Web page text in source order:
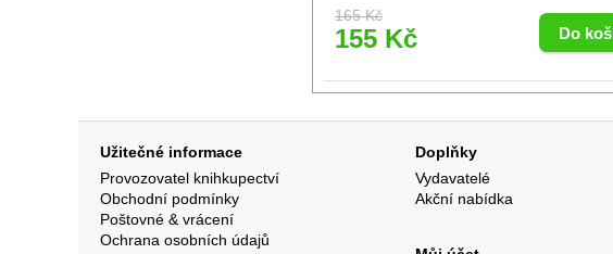
165 Kč
155 Kč
Užitečné informace
Provozovatel knihkupectví
Obchodní podmínky
Poštovné & vrácení
Ochrana osobních údajů
Doplňky
Vydavatelé
Akční nabídka